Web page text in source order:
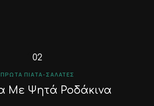
ΠΡΏΤΑ ΠΙΆΤΑ-ΣΑΛΆΤΕΣ
Με Ψητά Ροδάκινα